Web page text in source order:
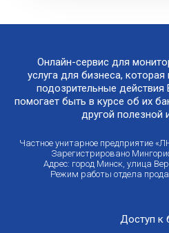
Онлайн-сервис для
услуга для бизнеса,
подозрительные действия
помогает быть в курсе об их
другой полезной
Частное унитарное предприятие
Зарегистрировано
Адрес: город Минск, улица
Режим работы отдела
Доступ к